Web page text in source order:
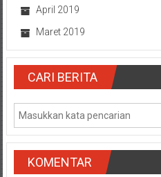
April 2019
Maret 2019
CARI BERITA
KOMENTAR